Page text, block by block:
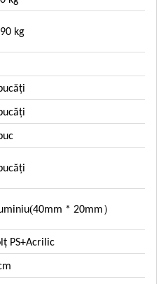
kg
(40mm * 20mm）
PS+Acrilic